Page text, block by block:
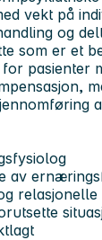
vekt på
og
som er et
pasienter
av